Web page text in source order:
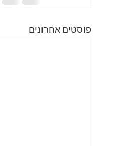
פוסטים אחרונים